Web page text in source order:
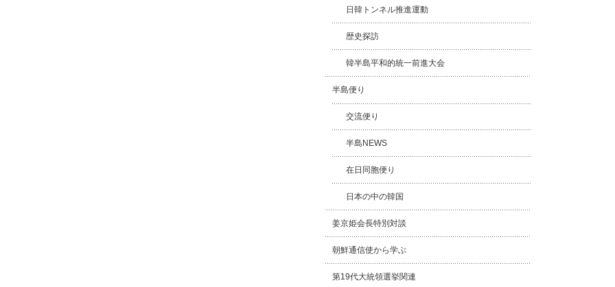
日韓トンネル推進運動
歴史探訪
韓半島平和的統一前進大会
半島便り
交流便り
半島NEWS
在日同胞便り
日本の中の韓国
姜京姫会長特別対談
朝鮮通信使から学ぶ
第19代大統領選挙関連